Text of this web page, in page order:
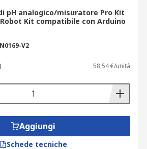
pH analogico/misuratore Pro Kit
Kit compatibile con Arduino
V2
58,54 €/unità
Aggiungi
Schede tecniche